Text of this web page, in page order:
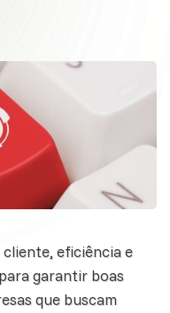
cliente, eficiência e
garantir boas
que buscam